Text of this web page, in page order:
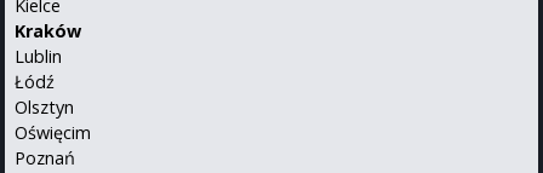
Kielce
Kraków
Lublin
Łódź
Olsztyn
Oświęcim
Poznań